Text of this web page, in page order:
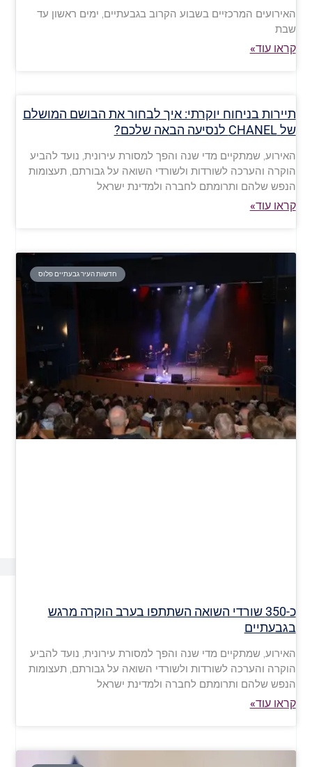
האירועים המרכזיים בשבוע הקרוב בגבעתיים, ימים ראשון עד
שבת
קראו עוד»
תיירות בניחוח יוקרתי: איך לבחור את הבושם המושלם
של CHANEL לנסיעה הבאה שלכם?
האירוע, שמתקיים מדי שנה והפך למסורת עירונית, נועד להביע
הוקרה והערכה לשורדות ולשורדי השואה על גבורתם, תעצומות
הנפש שלהם ותרומתם לחברה ולמדינת ישראל
קראו עוד»
חדשות העיר גבעתיים פלוס
כ-350 שורדי השואה השתתפו בערב הוקרה מרגש
בגבעתיים
האירוע, שמתקיים מדי שנה והפך למסורת עירונית, נועד להביע
הוקרה והערכה לשורדות ולשורדי השואה על גבורתם, תעצומות
הנפש שלהם ותרומתם לחברה ולמדינת ישראל
קראו עוד»